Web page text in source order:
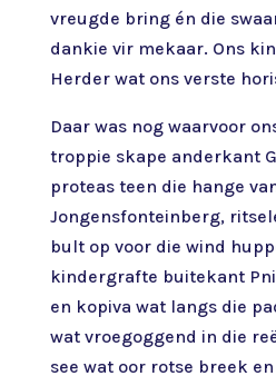
vreugde bring én die
dankie vir mekaar. Ons
Herder wat ons verste
Daar was nog waarvoor
troppie skape anderkant
proteas teen die hange
Jongensfonteinberg,
bult op voor die wind
kindergrafte buitekant
en kopiva wat langs die
wat vroegoggend in die
see wat oor rotse breek